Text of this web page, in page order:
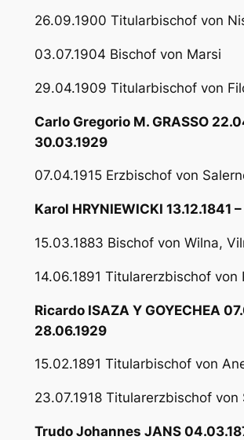
26.09.1900 Titularbischof von
03.07.1904 Bischof von Marsi
29.04.1909 Titularbischof von
Carlo Gregorio M. GRASSO
30.03.1929
07.04.1915 Erzbischof von
Karol HRYNIEWICKI 13.12.1841
15.03.1883 Bischof von Wilna,
14.06.1891 Titularerzbischof von
Ricardo ISAZA Y GOYECHEA
28.06.1929
15.02.1891 Titularbischof von
23.07.1918 Titularerzbischof von
Trudo Johannes JANS